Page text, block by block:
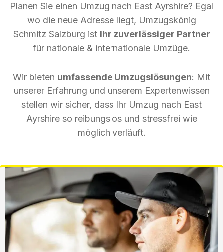
Planen Sie einen Umzug nach East Ayrshire? Egal
wo die neue Adresse liegt, Umzugskönig
Schmitz Salzburg ist Ihr zuverlässiger Partner
für nationale & internationale Umzüge.
Wir bieten umfassende Umzugslösungen: Mit
unserer Erfahrung und unserem Expertenwissen
stellen wir sicher, dass Ihr Umzug nach East
Ayrshire so reibungslos und stressfrei wie
möglich verläuft.